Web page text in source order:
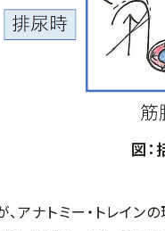
図：
アナトミー・トレイン